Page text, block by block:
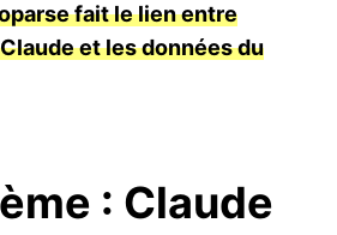
fait le lien entre
et les données du
: Claude